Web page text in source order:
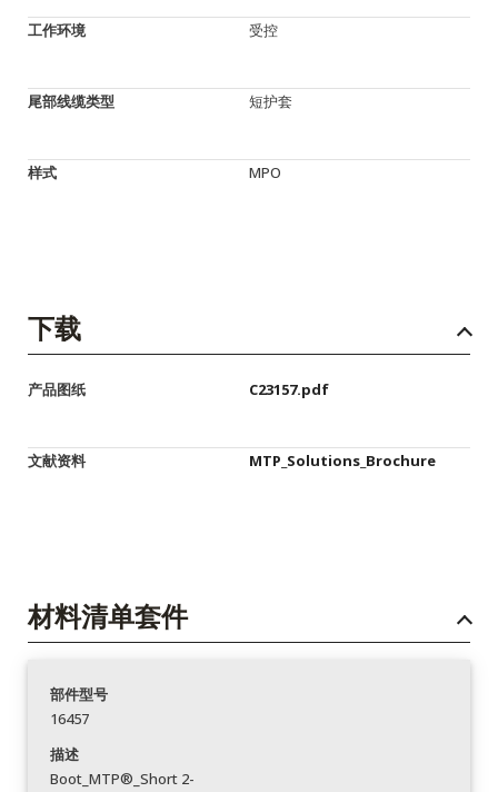
工作环境 受控
尾部线缆类型 短护套
样式 MPO
下载
产品图纸 C23157.pdf
文献资料 MTP_Solutions_Brochure
材料清单套件
部件型号
16457
描述
Boot_MTP®_Short 2-